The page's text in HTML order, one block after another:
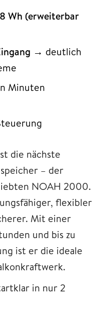
Wh (erweiterbar
→ deutlich
Minuten
die nächste
– der
NOAH 2000.
flexibler
Mit einer
und bis zu
ist er die ideale
in nur 2